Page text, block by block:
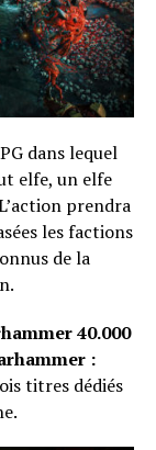
dans lequel
elfe, un elfe
prendra
les factions
de la
40.000
:
titres dédiés